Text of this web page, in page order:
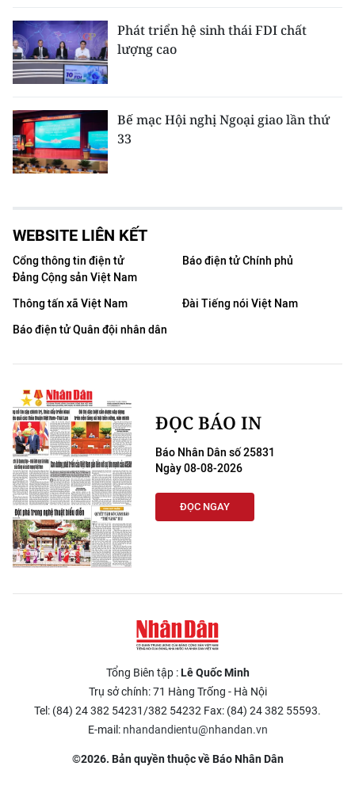
Phát triển hệ sinh thái FDI chất
lượng cao
Bế mạc Hội nghị Ngoại giao lần thứ
33
WEBSITE LIÊN KẾT
Cổng thông tin điện tử
Đảng Cộng sản Việt Nam
Báo điện tử Chính phủ
Thông tấn xã Việt Nam
Đài Tiếng nói Việt Nam
Báo điện tử Quân đội nhân dân
ĐỌC BÁO IN
Báo Nhân Dân số 25831
Ngày 08-08-2026
ĐỌC NGAY
Tổng Biên tập :Lê Quốc Minh
Trụ sở chính: 71 Hàng Trống - Hà Nội
Tel: (84) 24 382 54231/382 54232 Fax: (84) 24 382 55593.
E-mail: nhandandientu@nhandan.vn
©2026. Bản quyền thuộc về Báo Nhân Dân